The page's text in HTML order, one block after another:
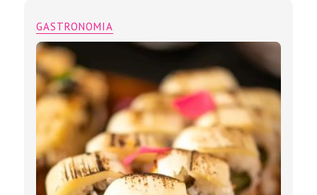
GASTRONOMIA